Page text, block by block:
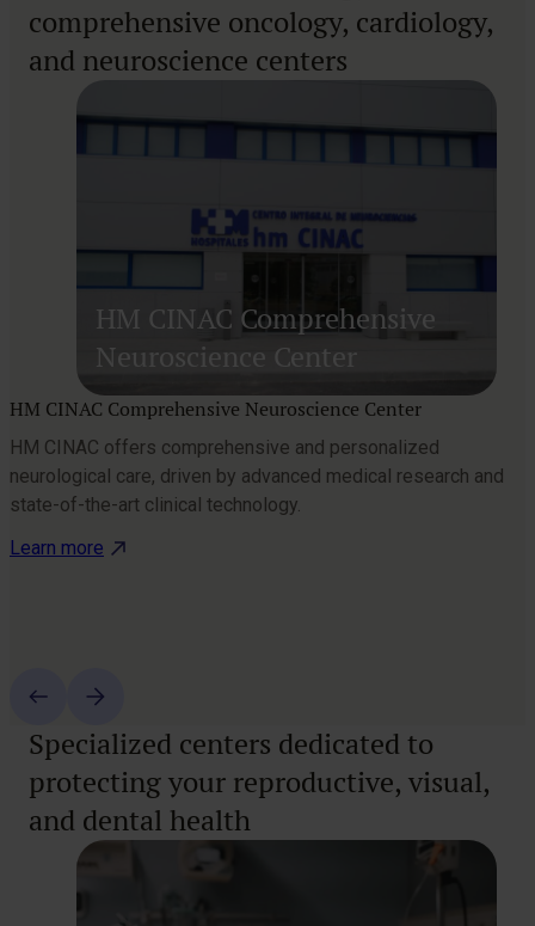
comprehensive oncology, cardiology,
and neuroscience centers
HM CINAC Comprehensive
Neuroscience Center
HM CINAC Comprehensive Neuroscience Center
HM CINAC offers comprehensive and personalized
neurological care, driven by advanced medical research and
state-of-the-art clinical technology.
Learn more
Specialized centers dedicated to
protecting your reproductive, visual,
and dental health